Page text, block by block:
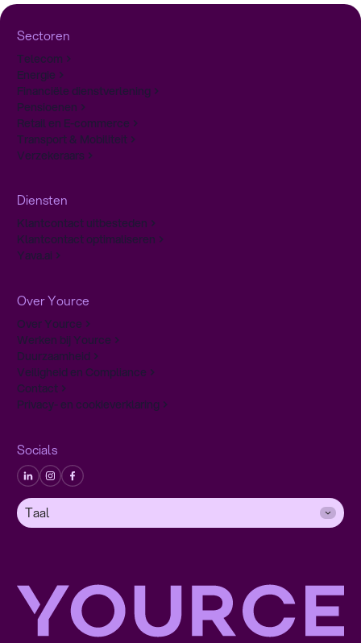
Sectoren
Telecom
Energie
Financiële dienstverlening
Pensioenen
Retail en E-commerce
Transport & Mobiliteit
Verzekeraars
Diensten
Klantcontact uitbesteden
Klantcontact optimaliseren
Yava.ai
Over Yource
Over Yource
Werken bij Yource
Duurzaamheid
Veiligheid en Compliance
Contact
Privacy- en cookieverklaring
Socials
Taal